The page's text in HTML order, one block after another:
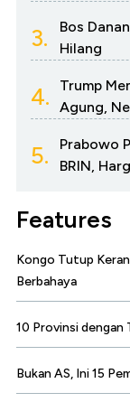
3.
Bos
Hilang
4.
Trump
Agung,
5.
Prabowo
BRIN,
Features
Kongo Tutup
Berbahaya
10 Provinsi
Bukan AS, Ini 15